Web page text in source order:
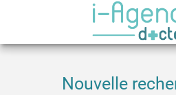
Nouvelle